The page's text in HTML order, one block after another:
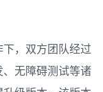
，双方团队经过
无障碍测试等诸